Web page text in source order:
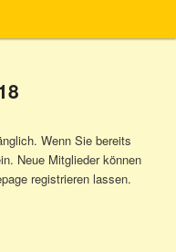
Wenn Sie bereits
Neue Mitglieder können
registrieren lassen.